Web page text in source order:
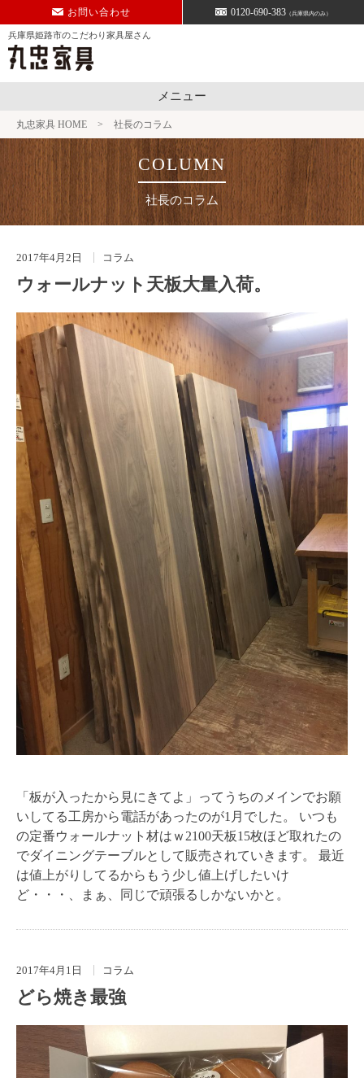
to
content
兵庫県姫路市のこだわり家具屋さん
メニュー
お問い合わせ 0120-690-383 （兵庫県内のみ）
丸忠家具 HOME > 社長のコラム
社長のコラム
2017年4月2日 コラム
ウォールナット天板大量入荷。
「板が入ったから見にきてよ」ってうちのメインでお願
いしてる工房から電話があったのが1月でした。 いつも
の定番ウォールナット材はｗ2100天板15枚ほど取れたの
でダイニングテーブルとして販売されていきます。 最近
は値上がりしてるからもう少し値上げしたいけ
ど・・・、まぁ、同じで頑張るしかないかと。
2017年4月1日 コラム
どら焼き最強